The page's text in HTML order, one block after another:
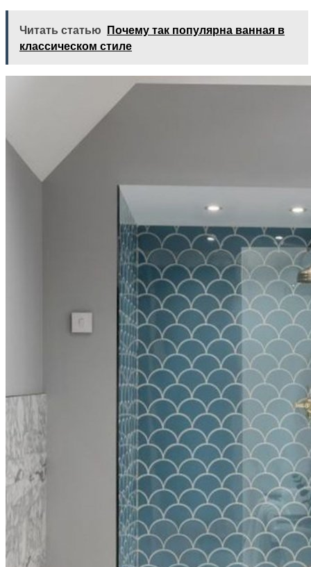
Читать статью Почему так популярна ванная в
классическом стиле